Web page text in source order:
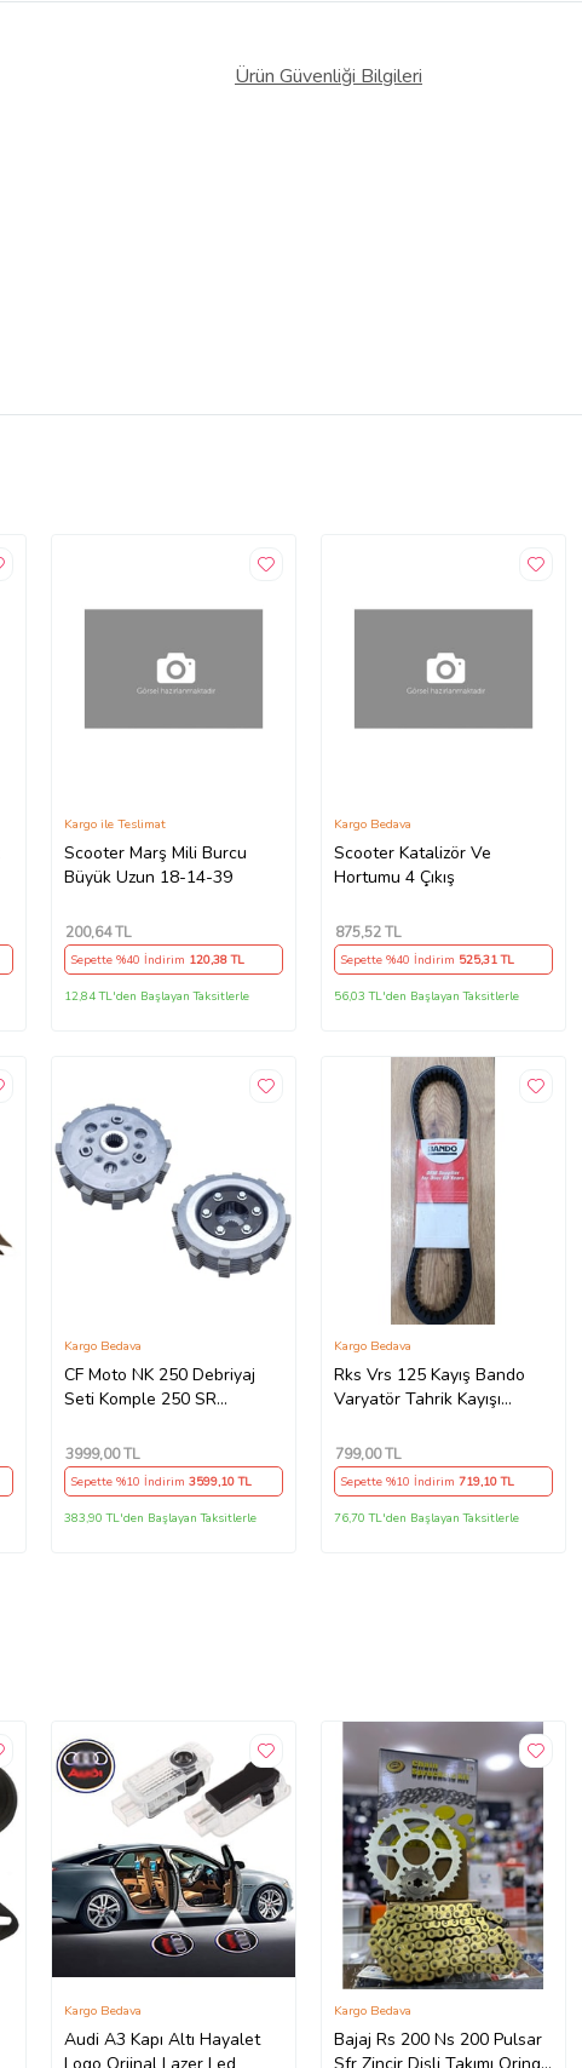
Ürün Güvenliği Bilgileri
Scooter Marş Mili Burcu
Büyük Uzun 18-14-39
Kargo ile Teslimat
200,64 TL
Sepette %40 İndirim 120,38 TL
12,84 TL'den Başlayan Taksitlerle
Scooter Katalizör Ve
Hortumu 4 Çıkış
Kargo Bedava
875,52 TL
Sepette %40 İndirim 525,31 TL
56,03 TL'den Başlayan Taksitlerle
CF Moto NK 250 Debriyaj
Seti Komple 250 SR
7Li Hepsi İnce(2018-
22)Arasmto (Siyah)
Kargo Bedava
3999,00 TL
Sepette %10 İndirim3599,10 TL
383,90 TL'den Başlayan Taksitlerle
Rks Vrs 125 Kayış Bando
Varyatör Tahrik Kayışı
Kargo Bedava
799,00 TL
Sepette %10 İndirim719,10 TL
76,70 TL'den Başlayan Taksitlerle
Audi A3 Kapı Altı Hayalet
Kargo Bedava
Bajaj Rs 200 Ns 200 Pulsar
Kargo Bedava